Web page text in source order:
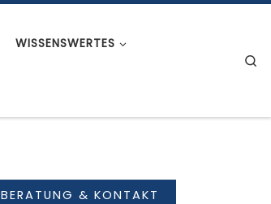
WISSENSWERTES
BERATUNG & KONTAKT